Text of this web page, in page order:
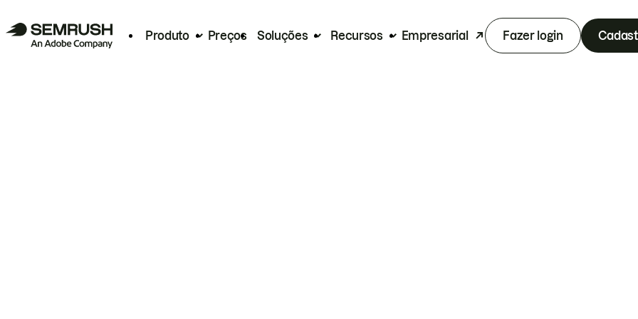
Produto Preços Soluções Recursos Empresarial Fazer login